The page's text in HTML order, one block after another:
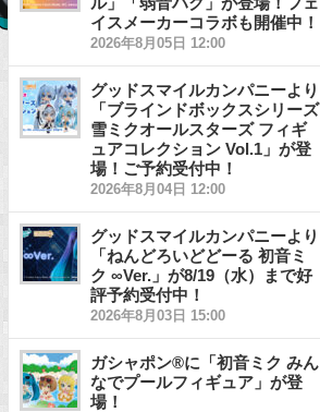
イスメーカーコラボも開催中！
2026年8月05日 12:00
グッドスマイルカンパニーより
「ブラインドボックスシリーズ
雪ミクオールスターズ フィギ
ュアコレクション Vol.1」が登
場！ご予約受付中！
2026年8月04日 12:00
グッドスマイルカンパニーより
「ねんどろいどどーる 初音ミ
ク ∞Ver.」が8/19（水）まで好
評予約受付中！
2026年8月03日 15:00
ガシャポン®に「初音ミク みん
なでプールフィギュア」が登
場！